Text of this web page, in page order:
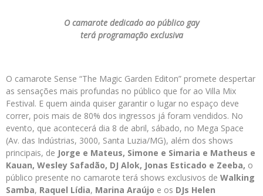
O camarote dedicado ao público gay
terá programação exclusiva
O camarote Sense “The Magic Garden Editon” promete despertar
as sensações mais profundas no público que for ao Villa Mix
Festival. E quem ainda quiser garantir o lugar no espaço deve
correr, pois mais de 80% dos ingressos já foram vendidos. No
evento, que acontecerá dia 8 de abril, sábado, no Mega Space
(Av. das Indústrias, 3000, Santa Luzia/MG), além dos shows
principais, de Jorge e Mateus, Simone e Simaria e Matheus e
Kauan, Wesley Safadão, DJ Alok, Jonas Esticado e Zeeba, o
público presente no camarote terá shows exclusivos de Walking
Samba, Raquel Lídia, Marina Araújo e os DJs Helen